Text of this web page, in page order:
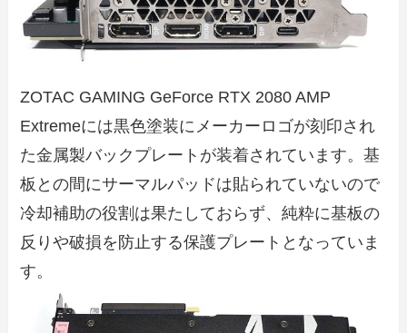
ZOTAC GAMING GeForce RTX 2080 AMP
Extremeには黒色塗装にメーカーロゴが刻印され
た金属製バックプレートが装着されています。基
板との間にサーマルパッドは貼られていないので
冷却補助の役割は果たしておらず、純粋に基板の
反りや破損を防止する保護プレートとなっていま
す。